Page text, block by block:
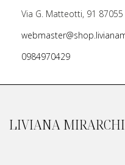
Via G. Matteotti, 91
0984970429
LIVIANA MIRARCHI